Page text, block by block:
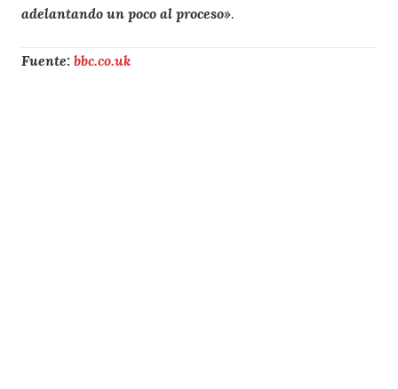
adelantando un poco al proceso».
Fuente: bbc.co.uk